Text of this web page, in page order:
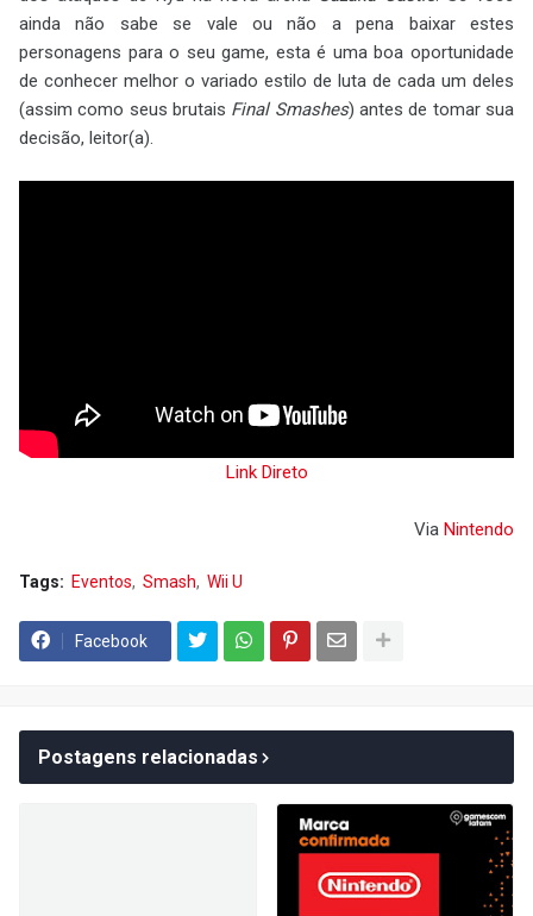
ainda não sabe se vale ou não a pena baixar estes
personagens para o seu game, esta é uma boa oportunidade
de conhecer melhor o variado estilo de luta de cada um deles
(assim como seus brutais Final Smashes) antes de tomar sua
decisão, leitor(a).
Link Direto
Via Nintendo
Tags: Eventos Smash Wii U
Facebook
Postagens relacionadas